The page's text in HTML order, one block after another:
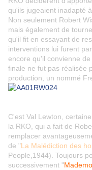
qu'ils jugeaient inadapté
Non seulement Robert
mais également de
qu'il fit en essayant de
interventions lui furent
encore qu'il convienne
finale ne fut pas réalisée
production, un nommé
C'est Val Lewton,
la RKO, qui a fait de
remplacer
de "La Malédiction des
People,1944). Toujours
successivement "